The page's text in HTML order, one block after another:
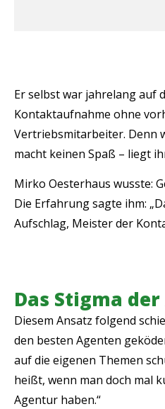
Er selbst war jahrelang auf
Kontaktaufnahme ohne
Vertriebsmitarbeiter. Denn
macht keinen Spaß – liegt
Mirko Oesterhaus wusste:
Die Erfahrung sagte ihm:
Aufschlag, Meister der
Das Stigma
Diesem Ansatz folgend
den besten Agenten
auf die eigenen Themen
heißt, wenn man doch mal
Agentur haben.“